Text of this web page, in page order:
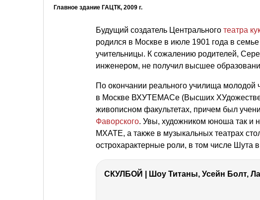
Главное здание ГАЦТК, 2009 г.
Будущий создатель Центрального театра
родился в Москве в июле 1901 года в
учительницы. К сожалению родителей,
инженером, не получил высшее
По окончании реального училища молодой
в Москве ВХУТЕМАСе (Высших
живописном факультетах, причем был
Фаворского. Увы, художником юноша так и
МХАТЕ, а также в музыкальных театрах
острохарактерные роли, в том числе Шута
СКУЛБОЙ | Шоу Титаны, Усейн Болт,